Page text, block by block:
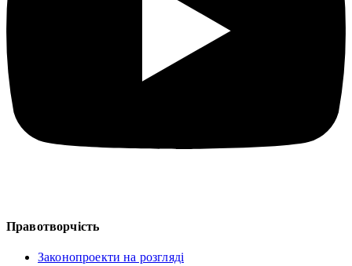
Правотворчість
Законопроекти на розгляді